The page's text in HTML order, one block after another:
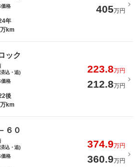
価格
405万円
年
km
ック
込・追)
223.8万円
価格
212.8万円
後
km
６０
込・追)
374.9万円
価格
360.9万円